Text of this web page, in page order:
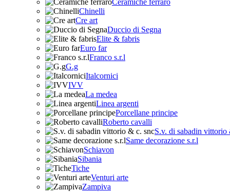
Ceramiche ferraro
Chinelli
Cre art
Duccio di Segna
Elite & fabris
Euro far
Franco s.r.l
G.g
Italcornici
IVV
La medea
Linea argenti
Porcellane principe
Roberto cavalli
S.v. di sabadin vittorio
Same decorazione s.r.l
Schiavon
Sibania
Tiche
Venturi arte
Zampiva